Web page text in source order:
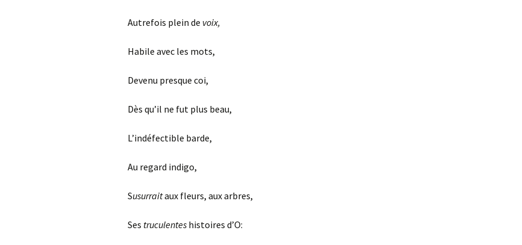
Autrefois plein de voix,
Habile avec les mots,
Devenu presque coi,
Dès qu’il ne fut plus beau,
L’indéfectible barde,
Au regard indigo,
Susurraitaux fleurs, aux arbres,
Ses truculentes histoires d’O: